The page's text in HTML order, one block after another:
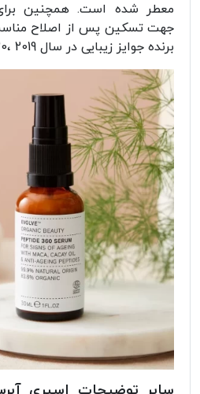
معطر شده است. همچنین
جهت تسکین پس از اصلاح
برنده جوایز زیبایی در سال 2019 ،2020، 2021 شده است.